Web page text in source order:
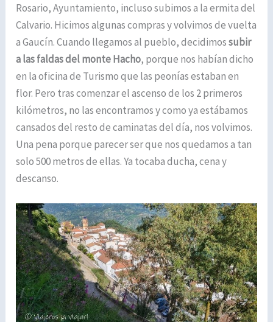
Rosario, Ayuntamiento, incluso subimos a la ermita del
Calvario. Hicimos algunas compras y volvimos de vuelta
a Gaucín. Cuando llegamos al pueblo, decidimossubir
a las faldas del monte Hacho, porque nos habían dicho
en la oficina de Turismo que las peonías estaban en
flor. Pero tras comenzar el ascenso de los 2 primeros
kilómetros, no las encontramos y como ya estábamos
cansados del resto de caminatas del día, nos volvimos.
Una pena porque parecer ser que nos quedamos a tan
solo 500 metros de ellas. Ya tocaba ducha, cena y
descanso.